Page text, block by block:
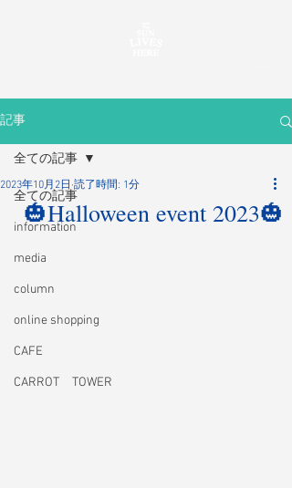
記事
全ての記事
information
media
column
online shopping
CAFE
CARROT TOWER
全ての記事
🎃Halloween event 2023🎃
2023年10月2日 読了時間: 1分